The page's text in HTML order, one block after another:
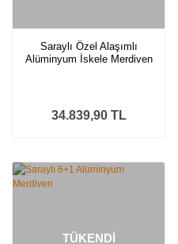
Saraylı Özel Alaşımlı
Alüminyum İskele Merdiven
34.839,90 TL
TÜKENDİ